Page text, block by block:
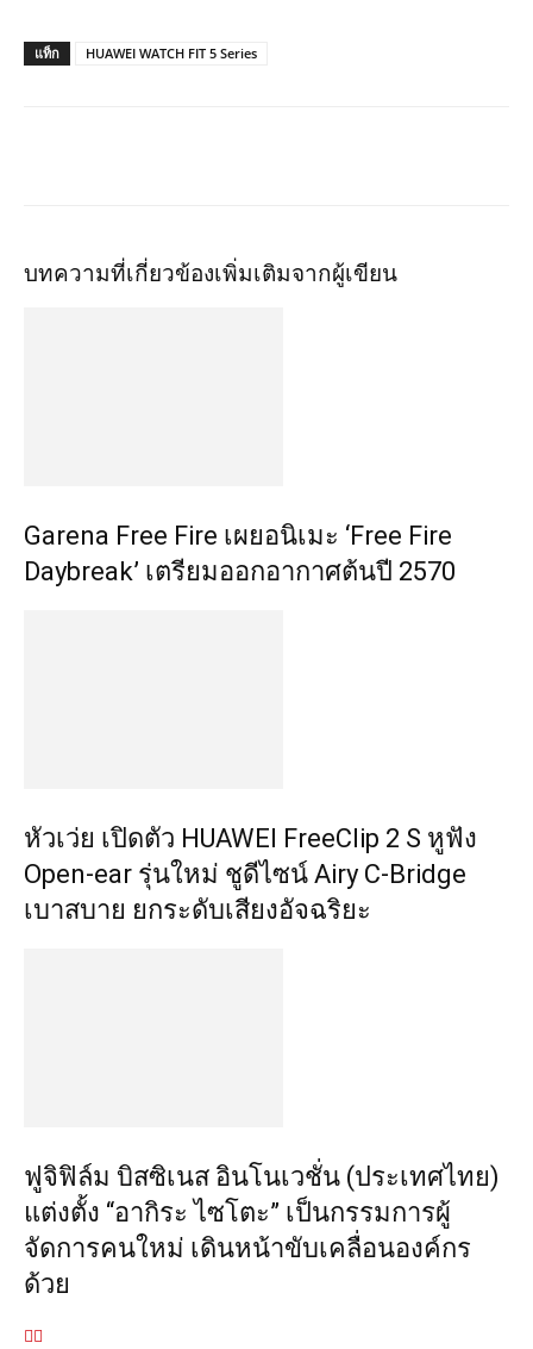
แท็ก HUAWEI WATCH FIT 5 Series
บทความที่เกี่ยวข้องเพิ่มเติมจากผู้เขียน
Garena Free Fire เผยอนิเมะ ‘Free Fire
Daybreak’ เตรียมออกอากาศต้นปี 2570
หัวเว่ย เปิดตัว HUAWEI FreeClip 2 S หูฟัง
Open-ear รุ่นใหม่ ชูดีไซน์ Airy C-Bridge
เบาสบาย ยกระดับเสียงอัจฉริยะ
ฟูจิฟิล์ม บิสซิเนส อินโนเวชั่น (ประเทศไทย)
แต่งตั้ง “อากิระ ไซโตะ” เป็นกรรมการผู้
จัดการคนใหม่ เดินหน้าขับเคลื่อนองค์กร
ด้วย